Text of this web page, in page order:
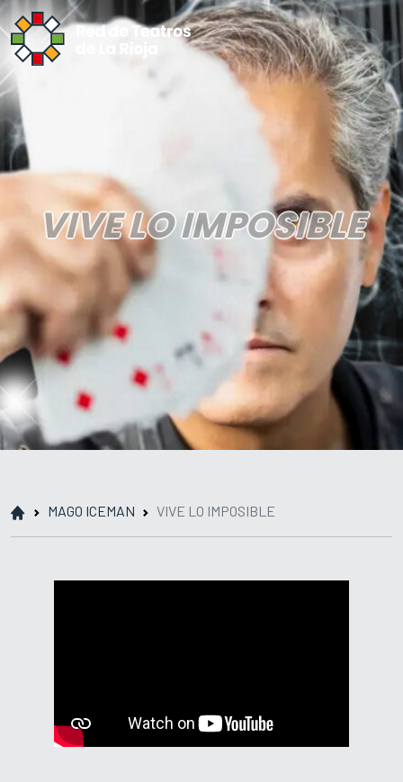
VIVE LO IMPOSIBLE
MAGO ICEMAN VIVE LO IMPOSIBLE